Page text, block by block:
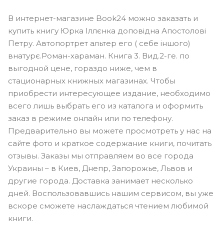
В интернет-магазине Book24 можно заказать и
купить книгу Юрка Іллєнка доповідна Апостолові
Петру. Автопортрет альтер его ( себе іншого)
внатурє.Роман-хараман. Книга 3. Вид.2-ге. по
выгодной цене, гораздо ниже, чем в
стационарных книжных магазинах. Чтобы
приобрести интересующее издание, необходимо
всего лишь выбрать его из каталога и оформить
заказ в режиме онлайн или по телефону.
Предварительно вы можете просмотреть у нас на
сайте фото и краткое содержание книги, почитать
отзывы. Заказы мы отправляем во все города
Украины – в Киев, Днепр, Запорожье, Львов и
другие города. Доставка занимает несколько
дней. Воспользовавшись нашим сервисом, вы уже
вскоре сможете наслаждаться чтением любимой
книги.